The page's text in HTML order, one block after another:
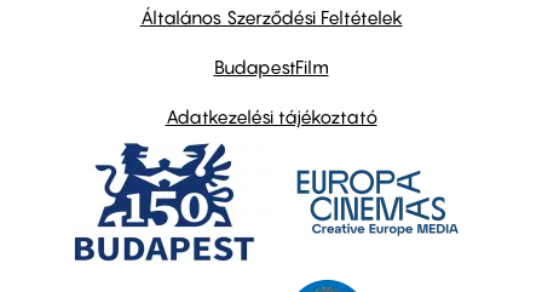
Általános Szerződési Feltételek
BudapestFilm
Adatkezelési tájékoztató